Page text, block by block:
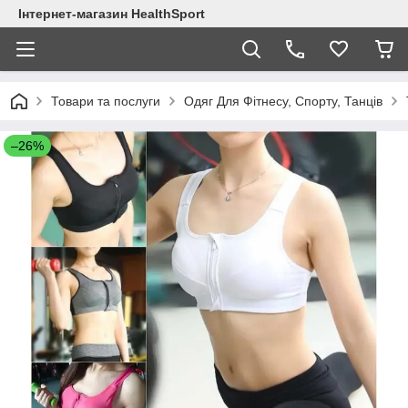
Інтернет-магазин HealthSport
Товари та послуги Одяг Для Фітнесу, Спорту, Танців
–26%